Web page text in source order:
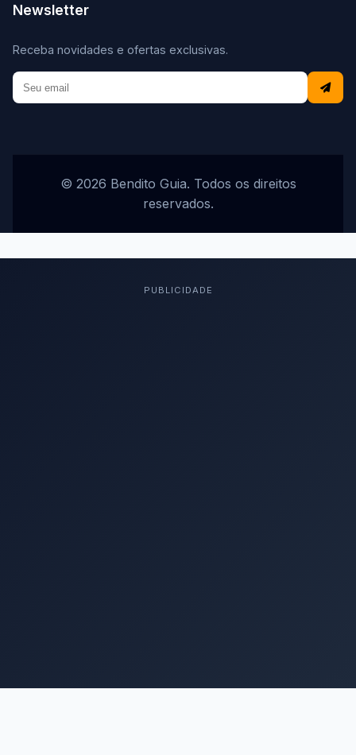
Newsletter
Receba novidades e ofertas exclusivas.
© 2026 Bendito Guia. Todos os direitos
reservados.